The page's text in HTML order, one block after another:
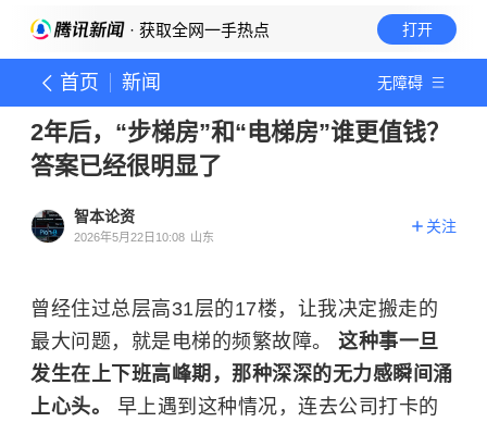
· 获取全网一手热点 打开
首页 新闻 无障碍
2年后，“步梯房”和“电梯房”谁更值钱？
答案已经很明显了
智本论资
2026年5月22日10:08 山东
关注
曾经住过总层高31层的17楼，让我决定搬走的
最大问题，就是电梯的频繁故障。 这种事一旦
发生在上下班高峰期，那种深深的无力感瞬间涌
上心头。 早上遇到这种情况，连去公司打卡的